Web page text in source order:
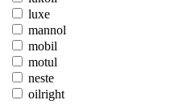
luxe
mannol
mobil
motul
neste
oilright